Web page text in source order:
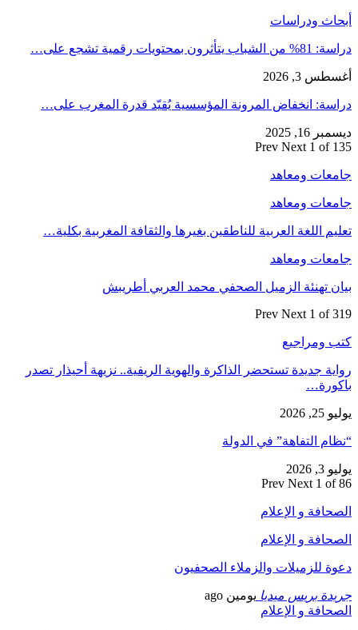
أبحاث ودراسات
دراسة: 81% من الشباب يتأثرون بمحتويات رقمية تشجع على…
أغسطس 3, 2026
دراسة: انخفاض المرونة المؤسسية يُقيّد قدرة المغرب على…
ديسمبر 16, 2025
Prev Next 1 of 135
جامعات ومعاهد
جامعات ومعاهد
تعليم اللغة العربية للناطقين بغيرها والثقافة المغربية بكلية…
جامعات ومعاهد
بيان تهنئة الزميل الصحفي محمد العربي أطريبش
Prev Next 1 of 319
كتب ومراجيع
رواية جديدة تستحضر الذاكرة والهوية الريفية.. نزيهة أحيذار تصدر
باكورة…
يوليو 25, 2026
“نظام التفاهة” في الدولة
يوليو 3, 2026
Prev Next 1 of 86
الصحافة و الإعلام
الصحافة و الإعلام
دعوة للزميلات والزملاء الصحفيون
جريدة بريس ميديا يومين ago
الصحافة و الإعلام